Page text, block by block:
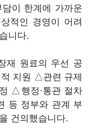
이 한계에 가까운
적인 경영이 어려
니다.
재 원료의 우선 공
지원 △관련 규제
△행정·통관 절차
등 정부와 관계 부
건의했습니다.